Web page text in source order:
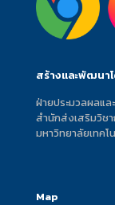
สร้างและพัฒนา
ฝ่ายประมวลผลแ
สำนักส่งเสริมวิชา
มหาวิทยาลัยเทค
Map